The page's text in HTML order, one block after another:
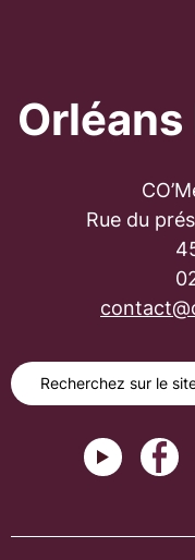
Rue du